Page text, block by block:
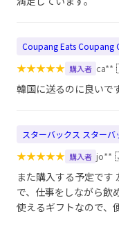
Coupang Eats Coupang
★★★★★ 購入者 ca**
韓国に送るのに良いで
スターバックス スター
★★★★★ 購入者 jo**
また購入する予定です
で、仕事をしながら飲
使えるギフトなので、